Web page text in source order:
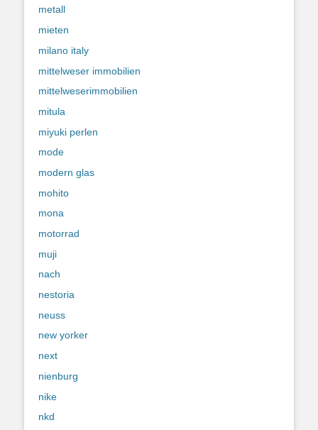
metall
mieten
milano italy
mittelweser immobilien
mittelweserimmobilien
mitula
miyuki perlen
mode
modern glas
mohito
mona
motorrad
muji
nach
nestoria
neuss
new yorker
next
nienburg
nike
nkd